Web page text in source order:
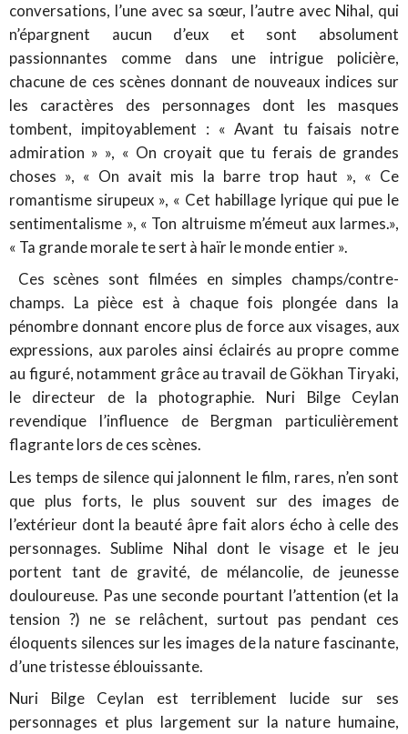
conversations, l’une avec sa sœur, l’autre avec Nihal, qui
n’épargnent aucun d’eux et sont absolument
passionnantes comme dans une intrigue policière,
chacune de ces scènes donnant de nouveaux indices sur
les caractères des personnages dont les masques
tombent, impitoyablement : « Avant tu faisais notre
admiration » », « On croyait que tu ferais de grandes
choses », « On avait mis la barre trop haut », « Ce
romantisme sirupeux », « Cet habillage lyrique qui pue le
sentimentalisme », « Ton altruisme m’émeut aux larmes.»,
« Ta grande morale te sert à haïr le monde entier ».
Ces scènes sont filmées en simples champs/contre-
champs. La pièce est à chaque fois plongée dans la
pénombre donnant encore plus de force aux visages, aux
expressions, aux paroles ainsi éclairés au propre comme
au figuré, notamment grâce au travail de Gökhan Tiryaki,
le directeur de la photographie. Nuri Bilge Ceylan
revendique l’influence de Bergman particulièrement
flagrante lors de ces scènes.
Les temps de silence qui jalonnent le film, rares, n’en sont
que plus forts, le plus souvent sur des images de
l’extérieur dont la beauté âpre fait alors écho à celle des
personnages. Sublime Nihal dont le visage et le jeu
portent tant de gravité, de mélancolie, de jeunesse
douloureuse. Pas une seconde pourtant l’attention (et la
tension ?) ne se relâchent, surtout pas pendant ces
éloquents silences sur les images de la nature fascinante,
d’une tristesse éblouissante.
Nuri Bilge Ceylan est terriblement lucide sur ses
personnages et plus largement sur la nature humaine,